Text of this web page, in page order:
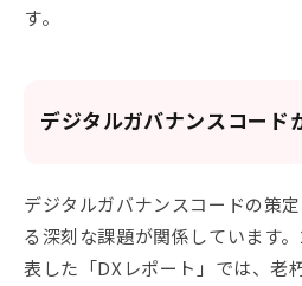
す。
デジタルガバナンスコード
デジタルガバナンスコードの策
る深刻な課題が関係しています
表した「DXレポート」では、老